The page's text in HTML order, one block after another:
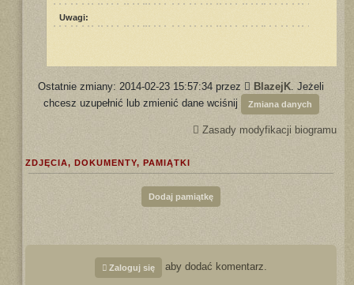
Uwagi:
Ostatnie zmiany: 2014-02-23 15:57:34 przez BlazejK. Jeżeli
chcesz uzupełnić lub zmienić dane wciśnij
Zmiana danych
Zasady modyfikacji biogramu
ZDJĘCIA, DOKUMENTY, PAMIĄTKI
Dodaj pamiątkę
Zaloguj się aby dodać komentarz.